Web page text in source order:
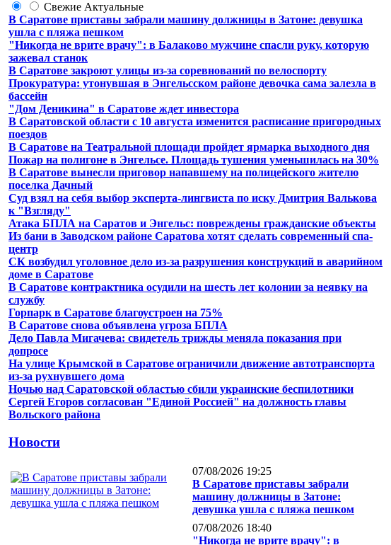
Свежие Актуальные
В Саратове приставы забрали машину должницы в Затоне: девушка
ушла с пляжа пешком
"Никогда не врите врачу": в Балаково мужчине спасли руку, которую
зажевал станок
В Саратове закроют улицы из-за соревнований по велоспорту
Прокуратура: утонувшая в Энгельсском районе девочка сама залезла в
бассейн
"Дом Деникина" в Саратове ждет инвестора
В Саратовской области с 10 августа изменится расписание пригородных
поездов
В Саратове на Театральной площади пройдет ярмарка выходного дня
Пожар на полигоне в Энгельсе. Площадь тушения уменьшилась на 30%
В Саратове вынесли приговор напавшему на полицейского жителю
поселка Дачный
Суд взял на себя выбор эксперта-лингвиста по иску Дмитрия Валькова
к "Взгляду"
Атака БПЛА на Саратов и Энгельс: повреждены гражданские объекты
Из бани в Заводском районе Саратова хотят сделать современный спа-
центр
СК возбудил уголовное дело из-за разрушения конструкций в аварийном
доме в Саратове
В Саратове контрактника осудили на шесть лет колонии за неявку на
службу
Горпарк в Саратове благоустроен на 75%
В Саратове снова объявлена угроза БПЛА
Дело Павла Мигачева: свидетель трижды меняла показания при
допросе
На улице Крымской в Саратове ограничили движение автотранспорта
из-за рухнувшего дома
Ночью над Саратовской областью сбили украинские беспилотники
Сергей Егоров согласован "Единой Россией" на должность главы
Вольского района
Новости
07/08/2026 19:25
В Саратове приставы забрали
машину должницы в Затоне:
девушка ушла с пляжа пешком
07/08/2026 18:40
"Никогда не врите врачу": в